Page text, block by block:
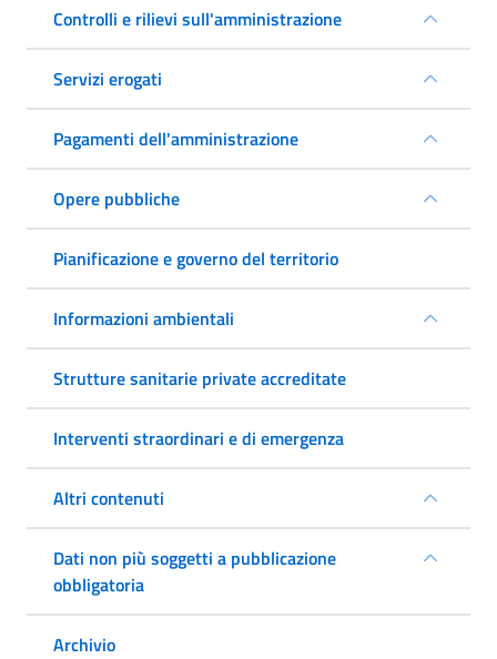
Controlli e rilievi sull'amministrazione
Servizi erogati
Pagamenti dell'amministrazione
Opere pubbliche
Pianificazione e governo del territorio
Informazioni ambientali
Strutture sanitarie private accreditate
Interventi straordinari e di emergenza
Altri contenuti
Dati non più soggetti a pubblicazione
obbligatoria
Archivio